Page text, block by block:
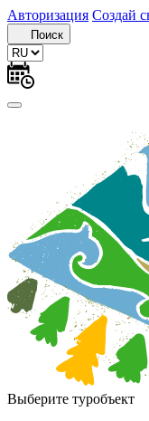
Авторизация Создай
Поиск
Выберите туробъект